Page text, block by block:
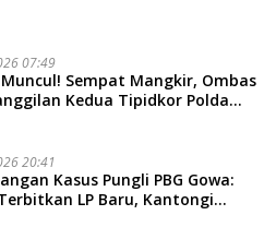
07:49
Sempat Mangkir, Ombas
Kedua Tipidkor Polda
20:41
Kasus Pungli PBG Gowa:
LP Baru, Kantongi